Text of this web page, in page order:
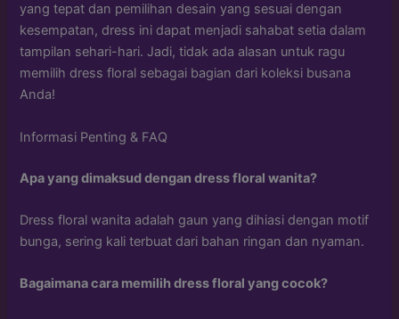
yang tepat dan pemilihan desain yang sesuai dengan
kesempatan, dress ini dapat menjadi sahabat setia dalam
tampilan sehari-hari. Jadi, tidak ada alasan untuk ragu
memilih dress floral sebagai bagian dari koleksi busana
Anda!
Informasi Penting & FAQ
Apa yang dimaksud dengan dress floral wanita?
Dress floral wanita adalah gaun yang dihiasi dengan motif
bunga, sering kali terbuat dari bahan ringan dan nyaman.
Bagaimana cara memilih dress floral yang cocok?